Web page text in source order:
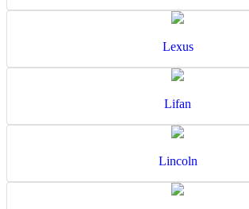
Lexus
Lifan
Lincoln